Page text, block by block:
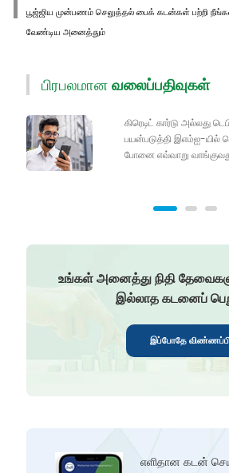
பூஜ்ஜிய முன்பணம் செலுத்தல் பைக் கடன்கள் பற்றி
வேண்டிய அனைத்தும்
பிரபலமானவலைப்பதிவுகள்
கிரெடிட் கார்டு அல்லது
பயன்படுத்தி இஎம்ஐ-யில்
போனை எவ்வாறு
உங்கள் அனைத்து நிதி
இல்லாத கடனைப்
இப்போதே
எளிதான கடன்